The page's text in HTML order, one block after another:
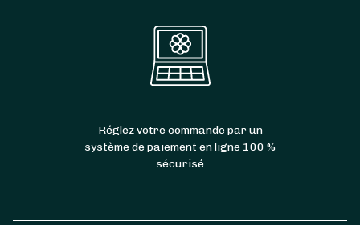
Réglez votre commande par un
système de paiement en ligne 100 %
sécurisé